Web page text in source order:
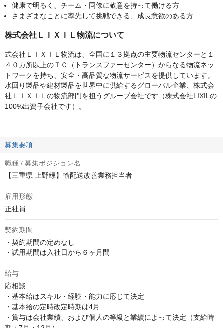
健康で明るく、チーム・同僚に敬意を持って働ける方
さまざまなことに率先して挑戦できる、成長意欲のある方
株式会社ＬＩＸＩＬ物流について
式会社ＬＩＸＩＬ物流は、全国に１３拠点の主要物流センターと１
４０カ所以上のＴＣ（トランスファーセンター）からなる物流ネッ
トワークを持ち、安全・高品質な物流サービスを提供しています。
水回り製品や建材製品を世界中に供給するグローバル企業、株式会
社ＬＩＸＩＬの物流部門を担うグループ会社です（株式会社LIXILの
100%出資子会社です）。
募集要項
職種 / 募集ポジション名
【三重県 上野緑】輸配送改善業務担当者
雇用形態
正社員
契約期間
・契約期間の定めなし
・試用期間は入社日から６ヶ月間
給与
応相談
・基本給はスキル・経験・能力に応じて決定
・基本給の定時改定時期は4月
・賞与は会社業績、および個人の等級と業績によって決定（支給時